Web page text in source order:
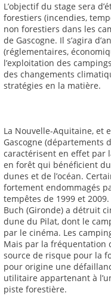
L’objectif du stage sera
forestiers (incendies,
non forestiers dans les
de Gascogne. Il s’agira
(réglementaires,
l’exploitation des
des changements
stratégies en la matière.
La Nouvelle-Aquitaine, et
Gascogne (départements
caractérisent en effet par
en forêt qui bénéficient
dunes et de l’océan.
fortement endommagés
tempêtes de 1999 et
Buch (Gironde) a détruit
dune du Pilat, dont le
par le cinéma. Les
Mais par la fréquentation
source de risque pour la
pour origine une
utilitaire appartenant à
piste forestière.